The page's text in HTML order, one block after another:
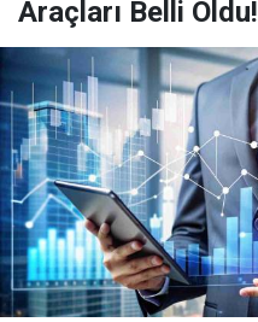
Araçları Belli Oldu!